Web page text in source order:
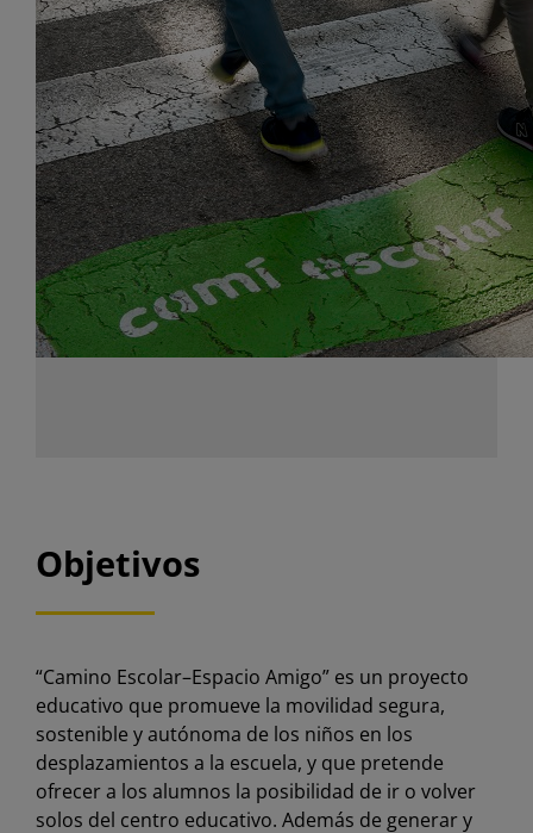
Objetivos
“Camino Escolar–Espacio Amigo” es un proyecto
educativo que promueve la movilidad segura,
sostenible y autónoma de los niños en los
desplazamientos a la escuela, y que pretende
ofrecer a los alumnos la posibilidad de ir o volver
solos del centro educativo. Además de generar y